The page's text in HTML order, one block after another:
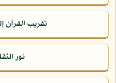
تقريب القرآن
نور